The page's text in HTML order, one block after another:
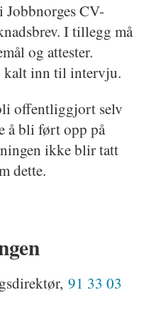
CV-
I tillegg må
og attester.
kalt inn til intervju.
offentliggjort selv
å bli ført opp på
ikke blir tatt
dette.
91 33 03